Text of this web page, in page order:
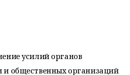
усилий органов
и общественных организаций